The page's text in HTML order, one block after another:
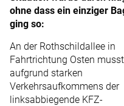
ohne dass ein einziger
ging so:
An der Rothschildallee in
Fahrtrichtung Osten
aufgrund starken
Verkehrsaufkommens der
linksabbiegende KFZ-